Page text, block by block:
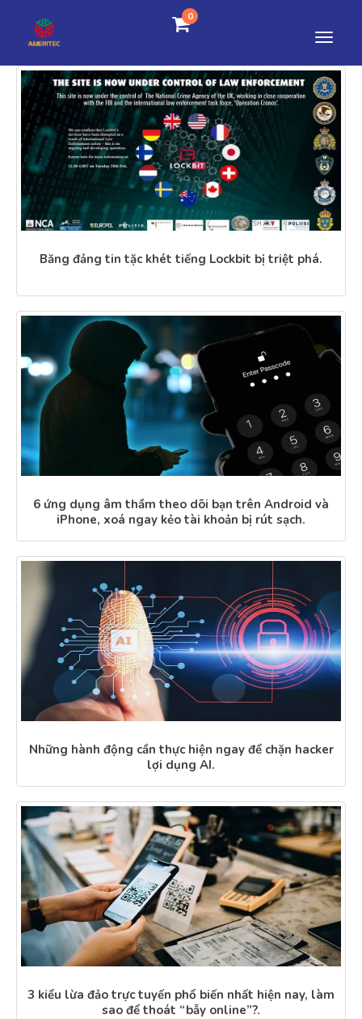
0
Băng đảng tin tặc khét tiếng Lockbit bị triệt phá.
6 ứng dụng âm thầm theo dõi bạn trên Android và
iPhone, xoá ngay kẻo tài khoản bị rút sạch.
Những hành động cần thực hiện ngay để chặn hacker
lợi dụng AI.
3 kiểu lừa đảo trực tuyến phổ biến nhất hiện nay, làm
sao để thoát “bẫy online”?.